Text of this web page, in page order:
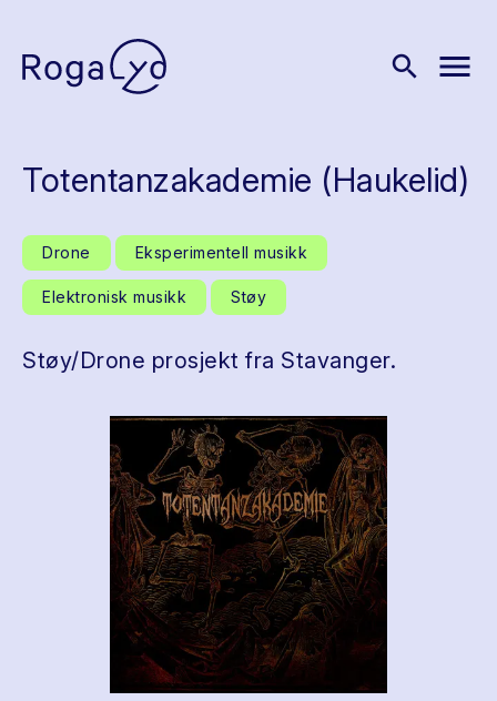
search menu
Totentanzakademie (Haukelid)
Drone Eksperimentell musikk
Elektronisk musikk Støy
Støy/Drone prosjekt fra Stavanger.